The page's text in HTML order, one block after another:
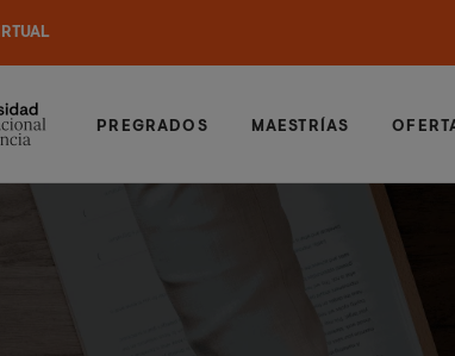
PREGRADOS MAESTRÍAS